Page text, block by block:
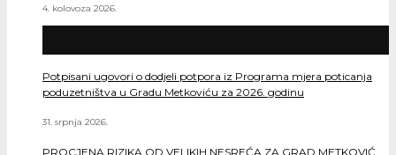
4. kolovoza 2026.
Potpisani ugovori o dodjeli potpora iz Programa mjera poticanja
poduzetništva u Gradu Metkoviću za 2026. godinu
31. srpnja 2026.
PROCJENA RIZIKA OD VELIKIH NESREĆA ZA GRAD METKOVIĆ